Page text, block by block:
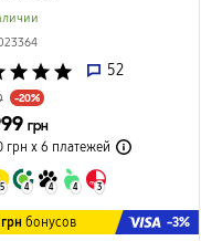
star star star 52
-20%
грн
грн х 6 платежей
5 4 4 4 3
бонусов -3%